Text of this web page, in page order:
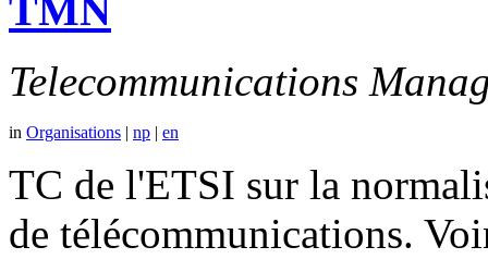
TMN
Telecommunications
in Organisations | np | en
TC de l'ETSI sur la
de télécommunications.